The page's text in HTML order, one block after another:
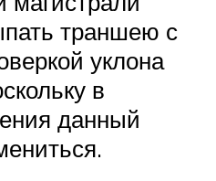
траншею с
уклона
в
данный